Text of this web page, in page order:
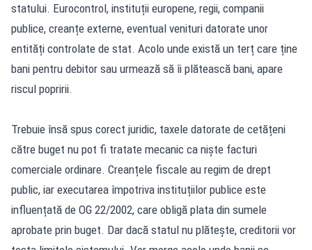
statului. Eurocontrol, instituții europene, regii, companii
publice, creanțe externe, eventual venituri datorate unor
entități controlate de stat. Acolo unde există un terț care ține
bani pentru debitor sau urmează să îi plătească bani, apare
riscul popririi.
Trebuie însă spus corect juridic, taxele datorate de cetățeni
către buget nu pot fi tratate mecanic ca niște facturi
comerciale ordinare. Creanțele fiscale au regim de drept
public, iar executarea împotriva instituțiilor publice este
influențată de OG 22/2002, care obligă plata din sumele
aprobate prin buget. Dar dacă statul nu plătește, creditorii vor